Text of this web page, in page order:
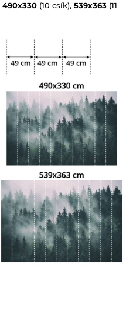
490x330 (10 csík), 539x363 (11